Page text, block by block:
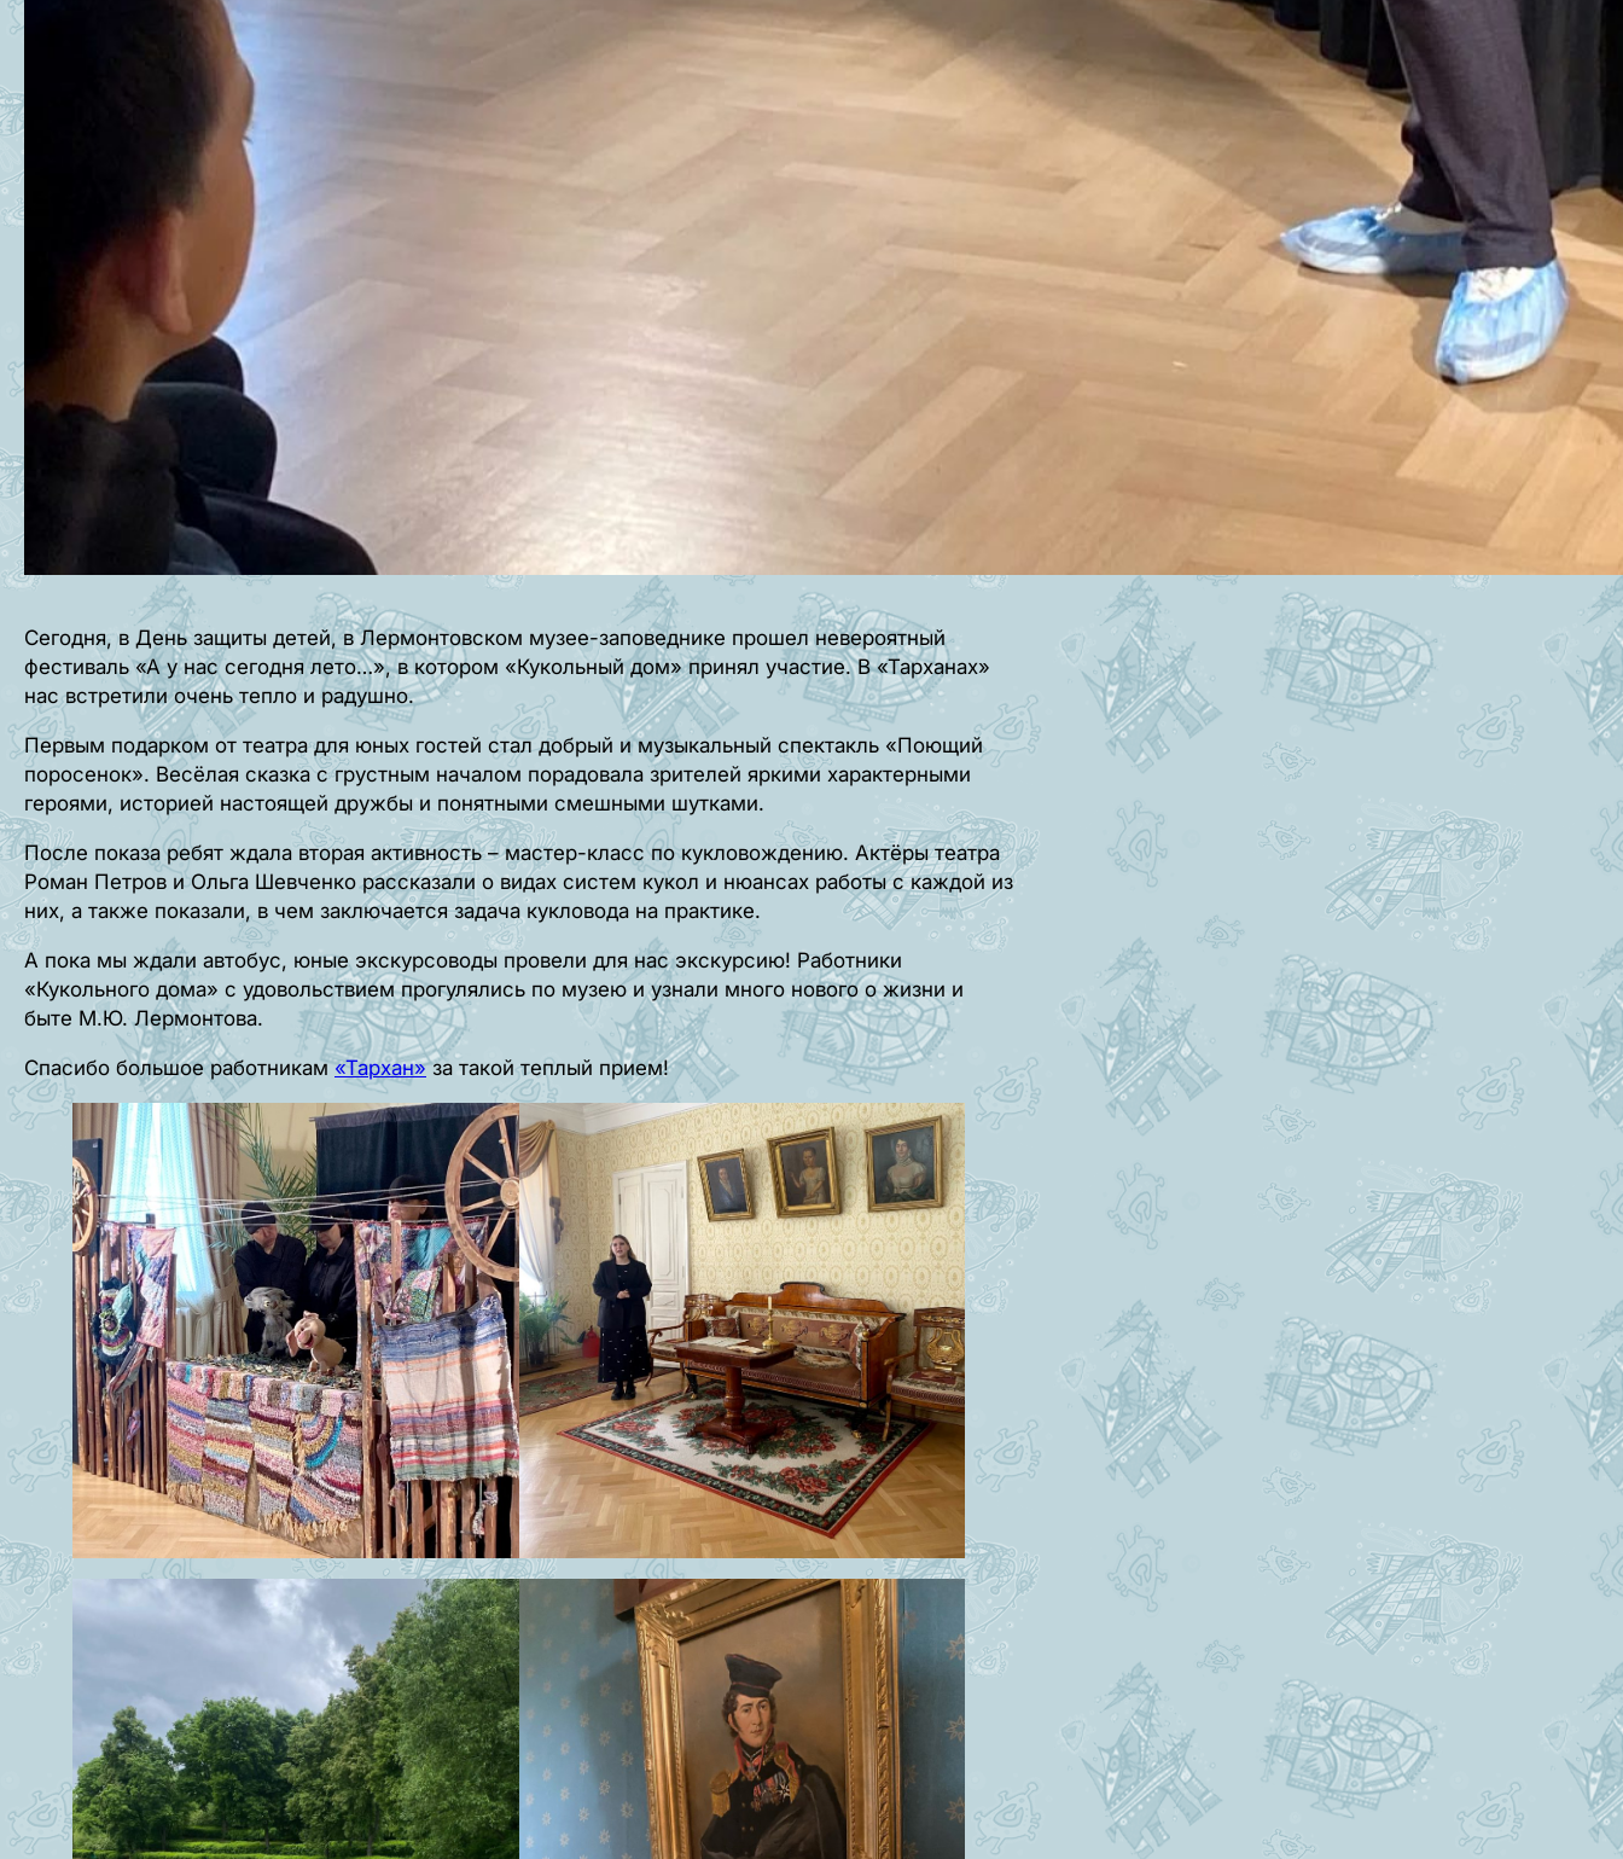
Сегодня, в День защиты детей, в Лермонтовском музее-заповеднике прошел невероятный
фестиваль «А у нас сегодня лето…», в котором «Кукольный дом» принял участие. В «Тарханах»
нас встретили очень тепло и радушно.
Первым подарком от театра для юных гостей стал добрый и музыкальный спектакль «Поющий
поросенок». Весёлая сказка с грустным началом порадовала зрителей яркими характерными
героями, историей настоящей дружбы и понятными смешными шутками.
После показа ребят ждала вторая активность – мастер-класс по кукловождению. Актёры театра
Роман Петров и Ольга Шевченко рассказали о видах систем кукол и нюансах работы с каждой из
них, а также показали, в чем заключается задача кукловода на практике.
А пока мы ждали автобус, юные экскурсоводы провели для нас экскурсию! Работники
«Кукольного дома» с удовольствием прогулялись по музею и узнали много нового о жизни и
быте М.Ю. Лермонтова.
Спасибо большое работникам«Тархан»за такой теплый прием!